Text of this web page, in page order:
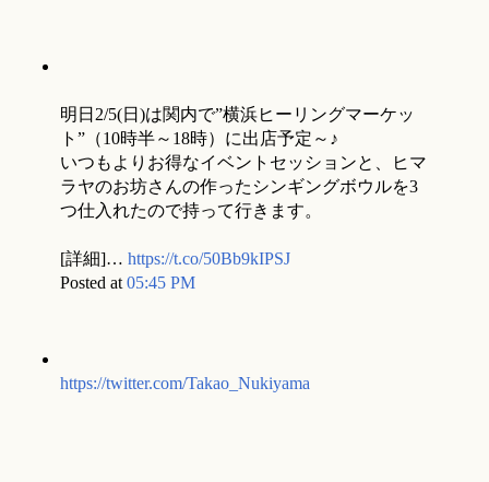
明日2/5(日)は関内で”横浜ヒーリングマーケッ
ト”（10時半～18時）に出店予定～♪
いつもよりお得なイベントセッションと、ヒマ
ラヤのお坊さんの作ったシンギングボウルを3
つ仕入れたので持って行きます。
[詳細]… https://t.co/50Bb9kIPSJ
Posted at 05:45 PM
https://twitter.com/Takao_Nukiyama